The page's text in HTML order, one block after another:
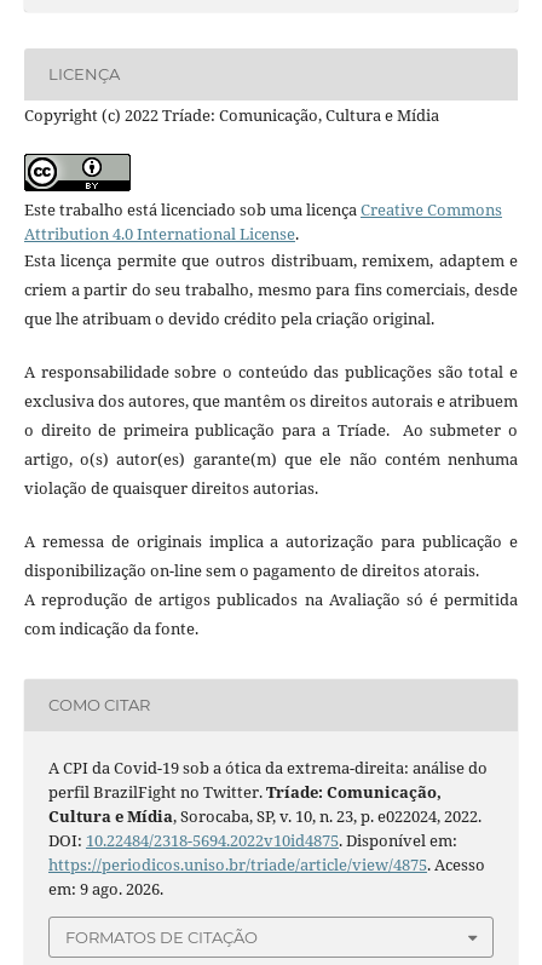
LICENÇA
Copyright (c) 2022 Tríade: Comunicação, Cultura e Mídia
Este trabalho está licenciado sob uma licença Creative Commons
Attribution 4.0 International License.
Esta licença permite que outros distribuam, remixem, adaptem e
criem a partir do seu trabalho, mesmo para fins comerciais, desde
que lhe atribuam o devido crédito pela criação original.
A responsabilidade sobre o conteúdo das publicações são total e
exclusiva dos autores, que mantêm os direitos autorais e atribuem
o direito de primeira publicação para a Tríade. Ao submeter o
artigo, o(s) autor(es) garante(m) que ele não contém nenhuma
violação de quaisquer direitos autorias.
A remessa de originais implica a autorização para publicação e
disponibilização on-line sem o pagamento de direitos atorais.
A reprodução de artigos publicados na Avaliação só é permitida
com indicação da fonte.
COMO CITAR
A CPI da Covid-19 sob a ótica da extrema-direita: análise do
perfil BrazilFight no Twitter.Tríade: Comunicação,
Cultura e Mídia, Sorocaba, SP, v. 10, n. 23, p. e022024, 2022.
DOI: 10.22484/2318-5694.2022v10id4875. Disponível em:
https://periodicos.uniso.br/triade/article/view/4875. Acesso
em: 9 ago. 2026.
FORMATOS DE CITAÇÃO